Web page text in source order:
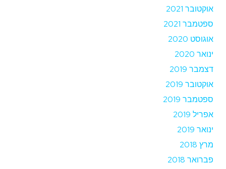
אוקטובר 2021
ספטמבר 2021
אוגוסט 2020
ינואר 2020
דצמבר 2019
אוקטובר 2019
ספטמבר 2019
אפריל 2019
ינואר 2019
מרץ 2018
פברואר 2018